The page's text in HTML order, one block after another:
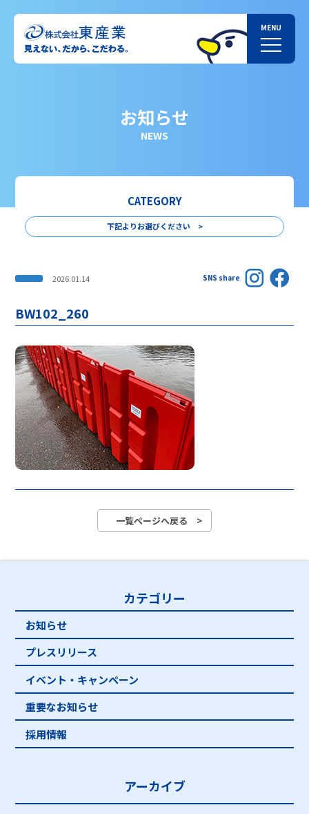
お知らせ
NEWS
CATEGORY
下記よりお選びください >
2026.01.14 SNS share
BW102_260
一覧ページへ戻る >
カテゴリー
お知らせ
プレスリリース
イベント・キャンペーン
重要なお知らせ
採用情報
アーカイブ